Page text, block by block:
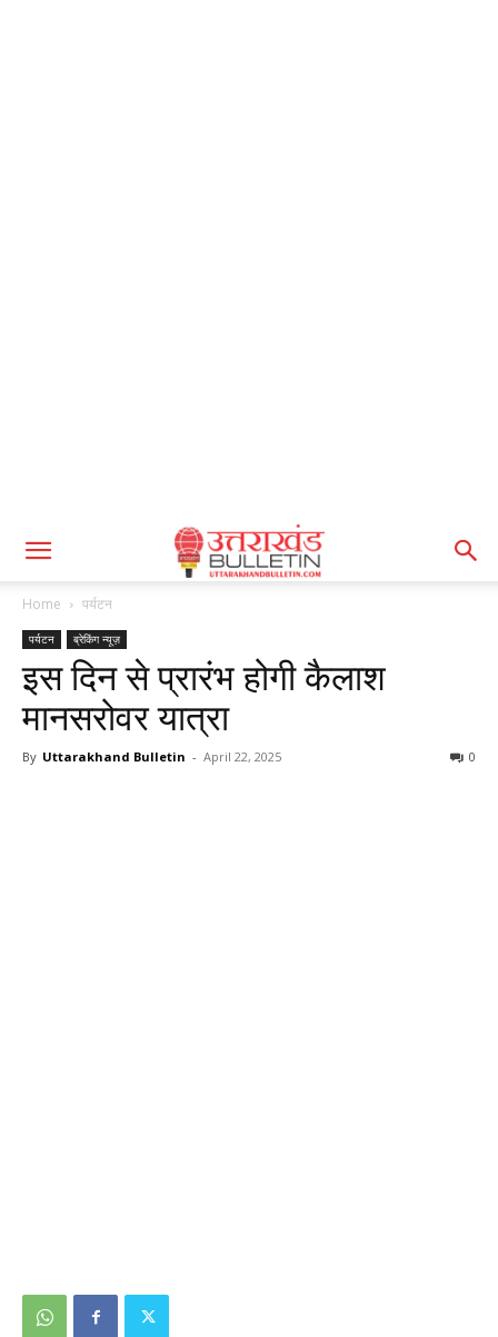
Home पर्यटन
पर्यटन ब्रेकिंग न्यूज़
इस दिन से प्रारंभ होगी कैलाश
मानसरोवर यात्रा
By Uttarakhand Bulletin - April 22, 2025 0